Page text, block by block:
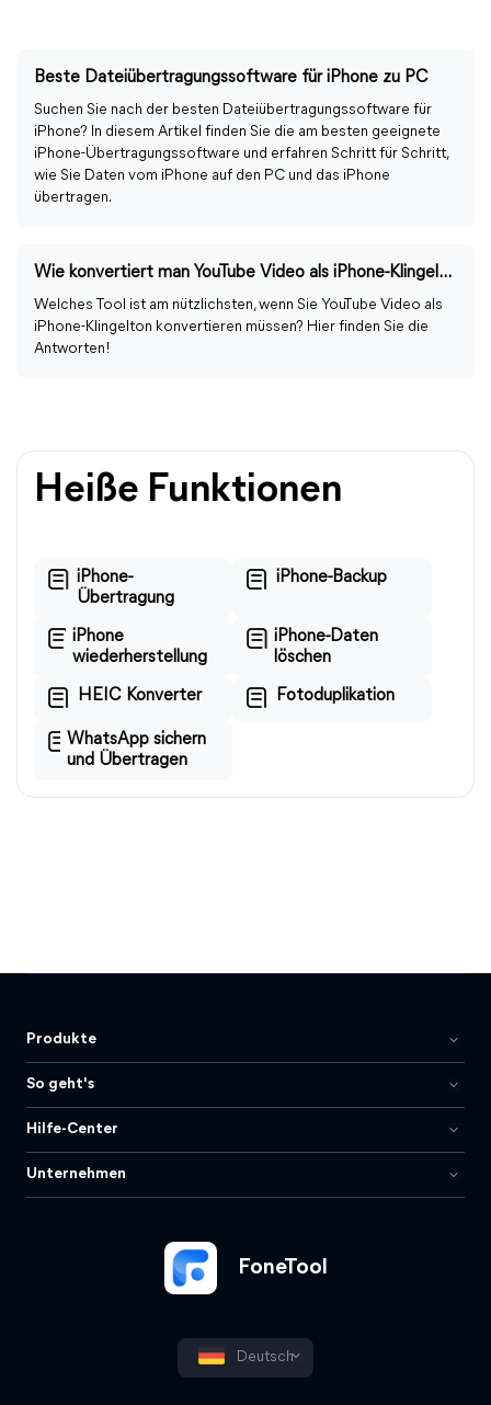
Beste Dateiübertragungssoftware für iPhone zu PC
Suchen Sie nach der besten Dateiübertragungssoftware für
iPhone? In diesem Artikel finden Sie die am besten geeignete
iPhone-Übertragungssoftware und erfahren Schritt für Schritt,
wie Sie Daten vom iPhone auf den PC und das iPhone
übertragen.
Wie konvertiert man YouTube Video als iPhone-Klingelton?
Welches Tool ist am nützlichsten, wenn Sie YouTube Video als
iPhone-Klingelton konvertieren müssen? Hier finden Sie die
Antworten!
Heiße Funktionen
iPhone-
Übertragung
iPhone-Backup
iPhone
wiederherstellung
iPhone-Daten
löschen
HEIC Konverter Fotoduplikation
WhatsApp sichern
und Übertragen
FoneTool
Deutsch
Produkte
So geht's
Hilfe-Center
Unternehmen